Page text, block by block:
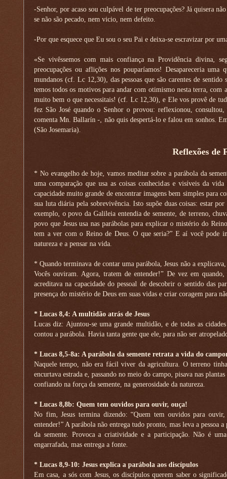
-Senhor, por acaso sou culpável de ter preocupações? Já quisera
se não são pecado, nem vicio, nem defeito.
-Por que esquece que Eu sou o seu Pai e deixa-se escravizar por
«Se vivêssemos com mais confiança na Providência divina,
preocupações ou aflições nos pouparíamos! Desapareceria
mundanos (cf. Lc 12,30), das pessoas que são carentes de
temos todos os motivos para andar com otimismo nesta terra, com
muito bem o que necessitais! (cf. Lc 12,30), e Ele vos provê de
fez São José quando o Senhor o provou: reflexionou,
comenta Mn. Ballarín -, não quis despertá-lo e falou em sonhos.
(São Josemaria).
Reflexões de
* No evangelho de hoje, vamos meditar sobre a parábola da
uma comparação que usa as coisas conhecidas e visíveis da
capacidade muito grande de encontrar imagens bem simples para
sua luta diária pela sobrevivência. Isto supõe duas coisas: estar
exemplo, o povo da Galileia entendia de semente, de terreno,
povo que Jesus usa nas parábolas para explicar o mistério do
tem a ver com o Reino de Deus. O que seria?” E aí você pode
natureza e a pensar na vida.
* Quando terminava de contar uma parábola, Jesus não a
Vocês ouviram. Agora, tratem de entender!” De vez em
acreditava na capacidade do pessoal de descobrir o sentido das
presença do mistério de Deus em suas vidas e criar coragem para
* Lucas 8,4: A multidão atrás de Jesus
Lucas diz: Ajuntou-se uma grande multidão, e de todas as
contou a parábola. Havia tanta gente que ele, para não ser
* Lucas 8,5-8a: A parábola da semente retrata a vida do
Naquele tempo, não era fácil viver da agricultura. O terreno
encurtava estrada e, passando no meio do campo, pisava nas
confiando na força da semente, na generosidade da natureza.
* Lucas 8,8b: Quem tem ouvidos para ouvir, ouça!
No fim, Jesus termina dizendo: “Quem tem ouvidos para
entender!” A parábola não entrega tudo pronto, mas leva a pessoa
da semente. Provoca a criatividade e a participação. Não é
engarrafada, mas entrega a fonte.
* Lucas 8,9-10: Jesus explica a parábola aos discípulos
Em casa, a sós com Jesus, os discípulos querem saber o